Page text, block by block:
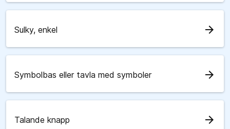
Sulky, enkel arrow_forward
Symbolbas eller tavla med symboler arrow_forward
Talande knapp arrow_forward